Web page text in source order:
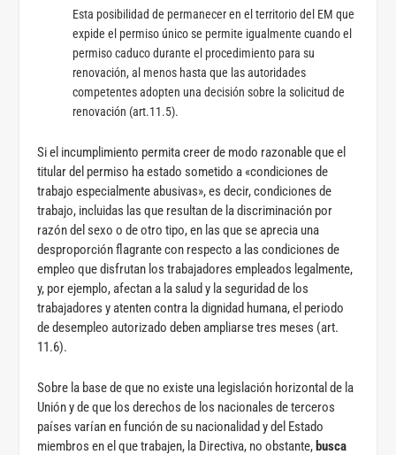
Esta posibilidad de permanecer en el territorio del EM que
expide el permiso único se permite igualmente cuando el
permiso caduco durante el procedimiento para su
renovación, al menos hasta que las autoridades
competentes adopten una decisión sobre la solicitud de
renovación (art.11.5).
Si el incumplimiento permita creer de modo razonable que el
titular del permiso ha estado sometido a «condiciones de
trabajo especialmente abusivas», es decir, condiciones de
trabajo, incluidas las que resultan de la discriminación por
razón del sexo o de otro tipo, en las que se aprecia una
desproporción flagrante con respecto a las condiciones de
empleo que disfrutan los trabajadores empleados legalmente,
y, por ejemplo, afectan a la salud y la seguridad de los
trabajadores y atenten contra la dignidad humana, el periodo
de desempleo autorizado deben ampliarse tres meses (art.
11.6).
Sobre la base de que no existe una legislación horizontal de la
Unión y de que los derechos de los nacionales de terceros
países varían en función de su nacionalidad y del Estado
miembros en el que trabajen, la Directiva, no obstante, busca